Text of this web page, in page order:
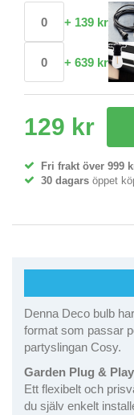
+ 139 kr
+ 639 kr
129 kr
Fri frakt över 999
30 dagars öppet
Denna Deco bulb
format som passar
partyslingan Cosy.
Garden Plug &
Ett flexibelt och
du själv enkelt